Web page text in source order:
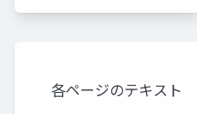
各ページのテキスト